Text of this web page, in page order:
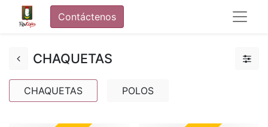
Contáctenos
CHAQUETAS
CHAQUETAS POLOS